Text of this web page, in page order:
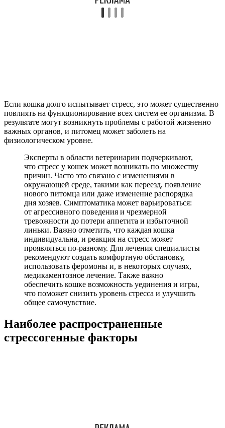
Если кошка долго испытывает стресс, это может существенно
повлиять на функционирование всех систем ее организма. В
результате могут возникнуть проблемы с работой жизненно
важных органов, и питомец может заболеть на
физиологическом уровне.
Эксперты в области ветеринарии подчеркивают,
что стресс у кошек может возникать по множеству
причин. Часто это связано с изменениями в
окружающей среде, такими как переезд, появление
нового питомца или даже изменение распорядка
дня хозяев. Симптоматика может варьироваться:
от агрессивного поведения и чрезмерной
тревожности до потери аппетита и избыточной
линьки. Важно отметить, что каждая кошка
индивидуальна, и реакция на стресс может
проявляться по-разному. Для лечения специалисты
рекомендуют создать комфортную обстановку,
использовать феромоны и, в некоторых случаях,
медикаментозное лечение. Также важно
обеспечить кошке возможность уединения и игры,
что поможет снизить уровень стресса и улучшить
общее самочувствие.
Наиболее распространенные
стрессогенные факторы